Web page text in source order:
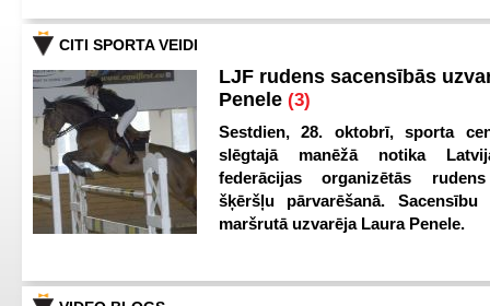
CITI SPORTA VEIDI
LJF rudens sacensībās
Penele (3)
Sestdien, 28. oktobrī, sporta
slēgtajā manēžā notika
federācijas organizētās
šķēršļu pārvarēšanā. Sacensību
maršrutā uzvarēja Laura Penele.